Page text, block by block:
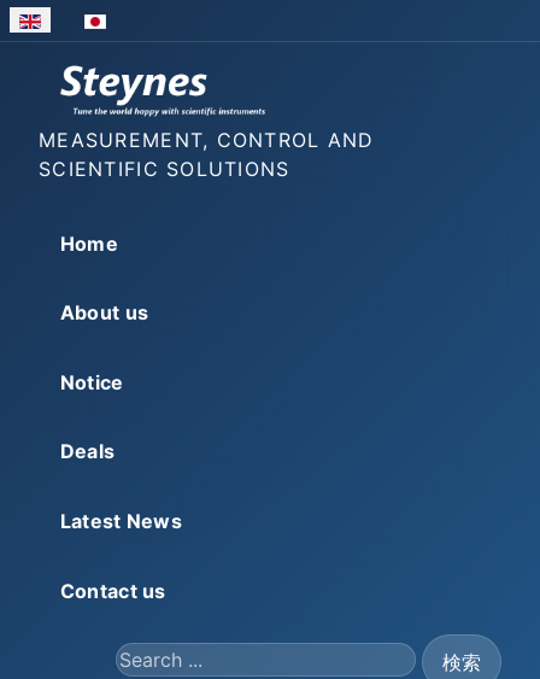
Select your language
MEASUREMENT, CONTROL AND
SCIENTIFIC SOLUTIONS
Home
About us
Notice
Deals
Latest News
Contact us
Search ...
検索